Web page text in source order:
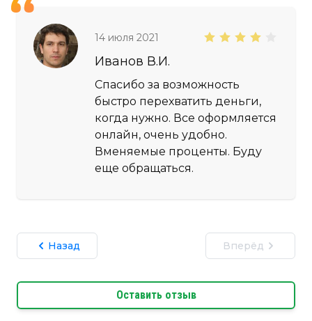
14 июля 2021
Иванов В.И.
Спасибо за возможность
быстро перехватить деньги,
когда нужно. Все оформляется
онлайн, очень удобно.
Вменяемые проценты. Буду
еще обращаться.
Назад Вперёд
Оставить отзыв